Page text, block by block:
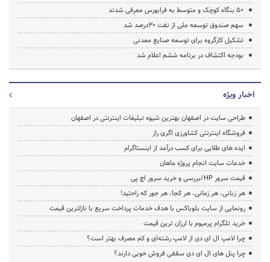
50 بنگاه کوچک و متوسط به فرابورس معرفی شدند
سهم صندوق‌ توسعه ملی از نفت ۳۰درصد شد
تشکیل کارگروه برای توسعه صنایع معدنی
بودجه اکتشاف در برنامه ششم اعلام شد
اخبار ویژه
طراحی سایت در اصفهان بهترین شیوه تبلیغات اینترنتی در اصفهان
فروشگاه اینترنتی کشاورزی اگری راز
ایده های طلایی برای کسب درآمد از اینستاگرام
خدمات سایت انجام پروژه ماهان
قیمت سرور HP/بررسی و خرید سرور اچ پی
هر زبانی، هر زمانی، هر کجا، هر جور که راحتید!
رونمایی از سایت بلوباکس با هدف خدمات پرداخت سریع با نازلترین قیمت
خرید تلگرام پرمیوم با ارزان ترین قیمت
چرا لامپ ال ای دی از لامپ رشته‌ای و کم مصرف بهتر است؟
چرا پنل های ال ای دی سقفی فروش خوبی دارند؟